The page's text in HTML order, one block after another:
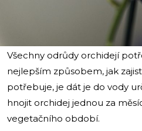
Všechny odrůdy orchidejí
nejlepším způsobem, jak
potřebuje, je dát je do vody
hnojit orchidej jednou za
vegetačního období.